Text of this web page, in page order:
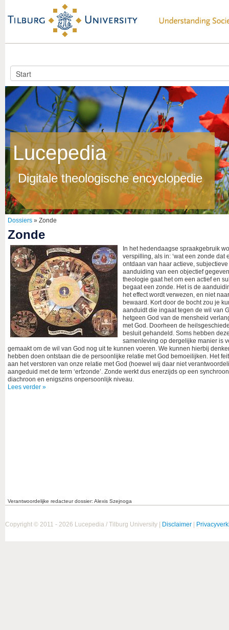
Lucepedia
Digitale theologische encyclopedie
Verantwoordelijke redacteur dossier: Alexis Szejnoga
Dossiers » Zonde
Zonde
In het hedendaagse spraakgebruik
verspilling, als in: ‘wat een zonde dat
ontdaan van haar actieve,
aanduiding van een objectief
theologie gaat het om een actief en
begaat een zonde. Het is de
het effect wordt verwezen, en niet
bewaard. Kort door de bocht zou je
aanduidt die ingaat tegen de wil van
hetgeen God van de mensheid
met God. Doorheen de
besluit gehandeld. Soms hebben
samenleving op dergelijke manier is
gemaakt om de wil van God nog uit te kunnen voeren. We kunnen hierbij
hebben doen ontstaan die de persoonlijke relatie met God bemoeilijken. Het
aan het verstoren van onze relatie met God (hoewel wij daar niet
aangeduid met de term ‘erfzonde’. Zonde werkt dus enerzijds op een
diachroon en enigszins onpersoonlijk niveau.
Lees verder »
Copyright © 2011 - 2026 Lucepedia / Tilburg University | Disclaimer